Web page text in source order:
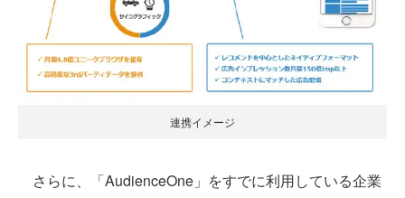
連携イメージ
さらに、「AudienceOne」をすでに利用している企業